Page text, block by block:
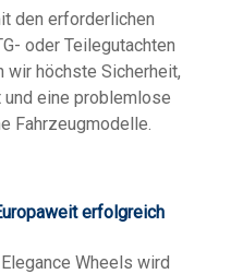
den erforderlichen
oder Teilegutachten
wir höchste Sicherheit,
eine problemlose
Fahrzeugmodelle.
erfolgreich
Wheels wird